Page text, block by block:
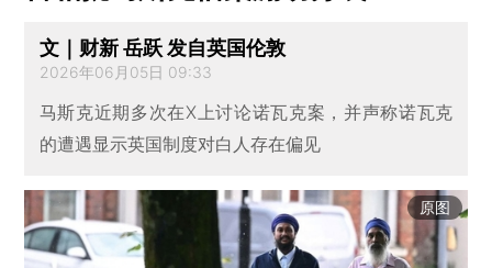
文｜财新 岳跃 发自英国伦敦
2026年06月05日 09:33
马斯克近期多次在X上讨论诺瓦克案，并声称诺瓦克
的遭遇显示英国制度对白人存在偏见
原图